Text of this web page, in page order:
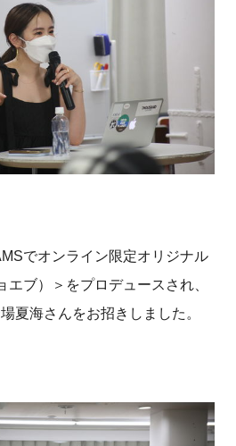
でオンライン限定オリジナル
エブ）＞をプロデュースされ、
夏海さんをお招きしました。